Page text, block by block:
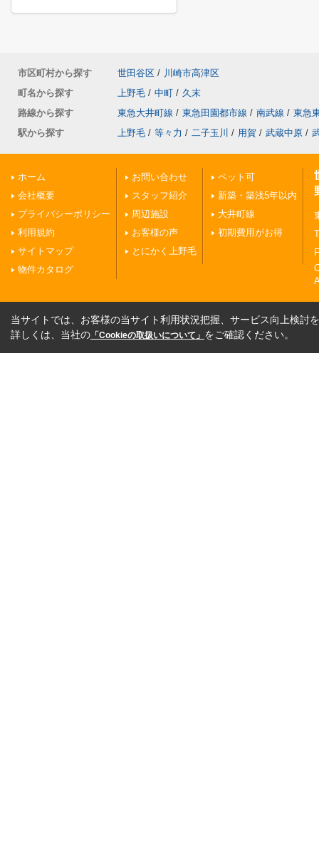
市区町村から探す 世田谷区 / 川崎市高津区
町名から探す
上野毛 / 中町 / 久末
路線から探す
東急大井町線 / 東急田園都市線 / 南武線 / 東急
駅から探す
上野毛 / 等々力 / 二子玉川 / 用賀 / 武蔵中原 /
ホーム
会社概要
プライバシーポリシー
利用規約
サイトマップ
物件カタログ
お問い合わせ
スタッフ紹介
周辺施設
お客様の声
とにかく上野毛
ペット可
新築・築浅5年以内
大井町線
初期費用がお得
当サイトでは、お客様の当サイト利用状況把握、サービス向上検討
詳しくは、当社の 「Cookieの取扱いについて」 をご確認ください。